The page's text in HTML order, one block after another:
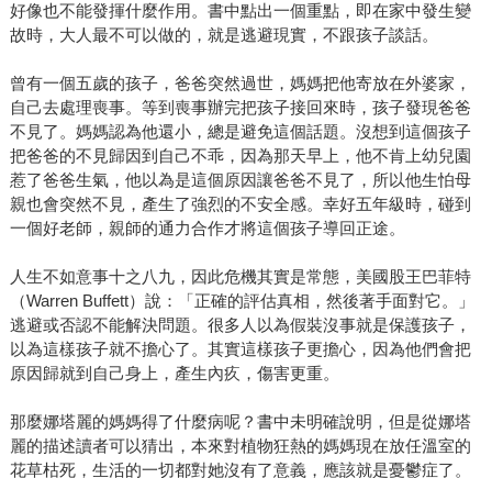
好像也不能發揮什麼作用。書中點出一個重點，即在家中發生變
故時，大人最不可以做的，就是逃避現實，不跟孩子談話。
曾有一個五歲的孩子，爸爸突然過世，媽媽把他寄放在外婆家，
自己去處理喪事。等到喪事辦完把孩子接回來時，孩子發現爸爸
不見了。媽媽認為他還小，總是避免這個話題。沒想到這個孩子
把爸爸的不見歸因到自己不乖，因為那天早上，他不肯上幼兒園
惹了爸爸生氣，他以為是這個原因讓爸爸不見了，所以他生怕母
親也會突然不見，產生了強烈的不安全感。幸好五年級時，碰到
一個好老師，親師的通力合作才將這個孩子導回正途。
人生不如意事十之八九，因此危機其實是常態，美國股王巴菲特
（Warren Buffett）說：「正確的評估真相，然後著手面對它。」
逃避或否認不能解決問題。很多人以為假裝沒事就是保護孩子，
以為這樣孩子就不擔心了。其實這樣孩子更擔心，因為他們會把
原因歸就到自己身上，產生內疚，傷害更重。
那麼娜塔麗的媽媽得了什麼病呢？書中未明確說明，但是從娜塔
麗的描述讀者可以猜出，本來對植物狂熱的媽媽現在放任溫室的
花草枯死，生活的一切都對她沒有了意義，應該就是憂鬱症了。